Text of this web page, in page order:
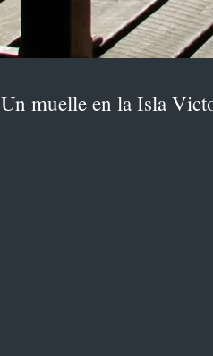
Un muelle en la Isla